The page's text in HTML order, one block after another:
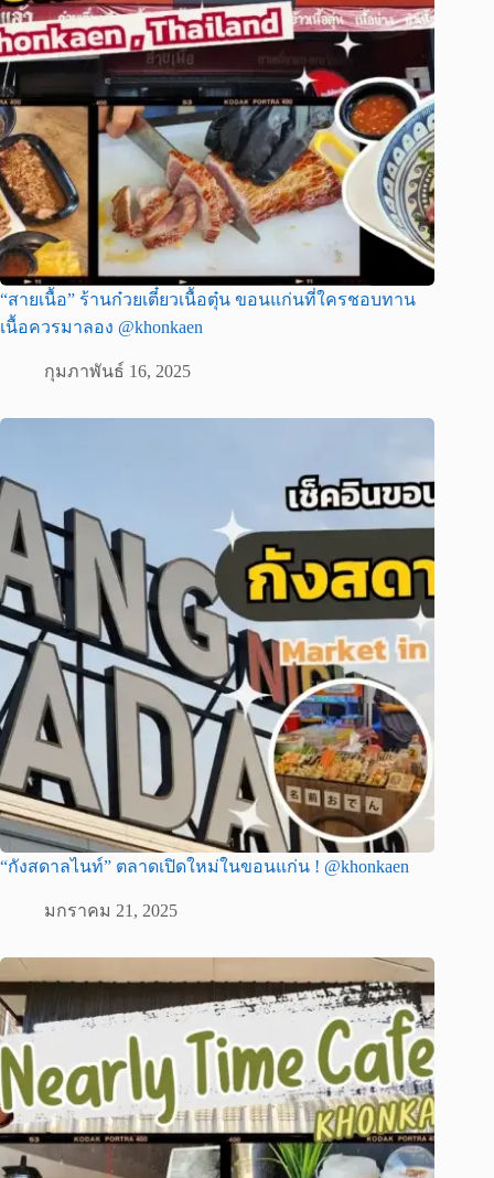
“สายเนื้อ” ร้านก๋วยเตี๋ยวเนื้อตุ๋น ขอนแก่นที่ใครชอบทาน
เนื้อควรมาลอง @khonkaen
กุมภาพันธ์ 16, 2025
“กังสดาลไนท์” ตลาดเปิดใหม่ในขอนแก่น ! @khonkaen
มกราคม 21, 2025